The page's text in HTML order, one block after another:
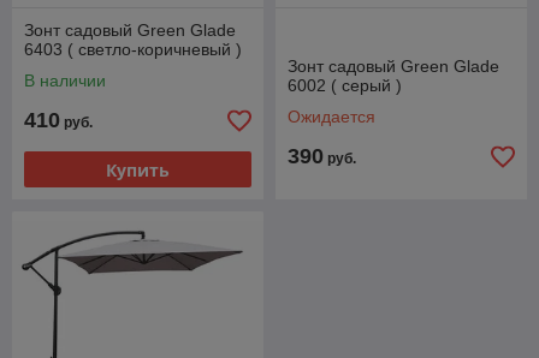
Зонт садовый Green Glade
6403 ( светло-коричневый )
В наличии
410 руб.
Купить
Зонт садовый Green Glade
6002 ( серый )
Ожидается
390 руб.